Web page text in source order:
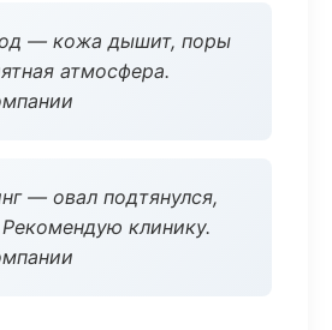
— кожа дышит, поры
атмосфера.
— овал подтянулся,
клинику.